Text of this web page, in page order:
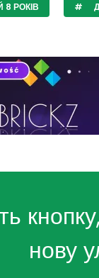
8 РОКІВ
нову